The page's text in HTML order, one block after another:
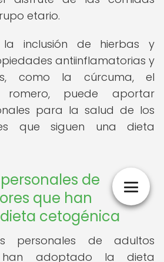
etario.
inclusión de hierbas y
antiinflamatorias y
como la cúrcuma, el
puede aportar
para la salud de los
que siguen una dieta
de
que han
cetogénica
personales de adultos
adoptado la dieta